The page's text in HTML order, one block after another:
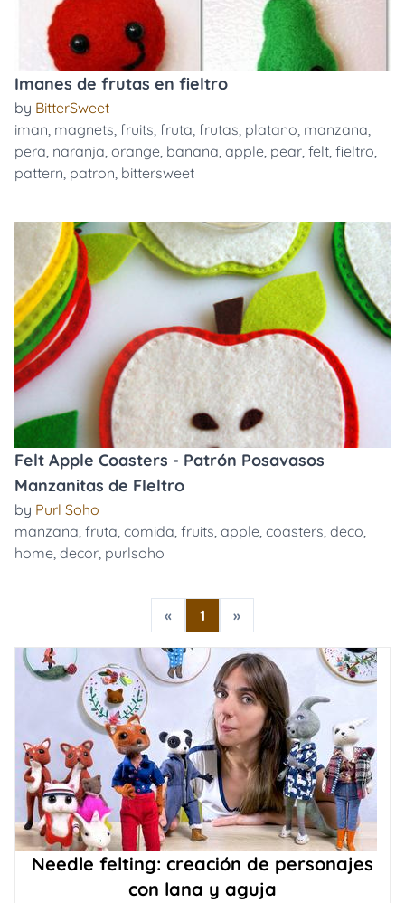
Imanes de frutas en fieltro
by BitterSweet
iman, magnets, fruits, fruta, frutas, platano, manzana,
pera, naranja, orange, banana, apple, pear, felt, fieltro,
pattern, patron, bittersweet
Felt Apple Coasters - Patrón Posavasos
Manzanitas de FIeltro
by Purl Soho
manzana, fruta, comida, fruits, apple, coasters, deco,
home, decor, purlsoho
« 1 »
Needle felting: creación de personajes
con lana y aguja